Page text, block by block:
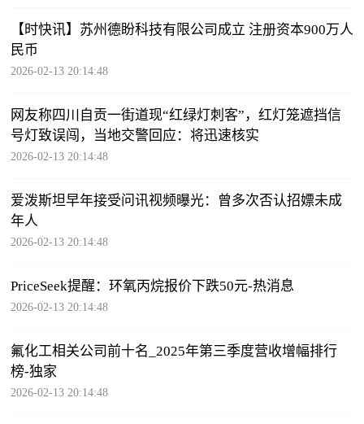
【时快讯】苏州德盼科技有限公司成立 注册资本900万人
民币
2026-02-13 20:14:48
网友称四川自贡一街道现“红绿灯刺客”，红灯笼遮挡信
号灯致误闯，当地交警回应：将迅速核实
2026-02-13 20:14:48
爱泼斯坦早年接受问讯视频曝光：曾多次否认招嫖未成
年人
2026-02-13 20:14:48
PriceSeek提醒：环氧丙烷报价下跌50元-热消息
2026-02-13 20:14:48
氟化工相关公司前十名_2025年第三季度营收增幅排行
榜-独家
2026-02-13 20:14:48